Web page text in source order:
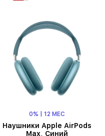
0% | 12 МЕС
Наушники Apple AirPods
Max, Синий